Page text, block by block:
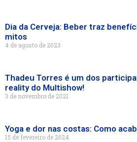
Dia da Cerveja: Beber traz
mitos
4 de agosto de 2023
Thadeu Torres é um dos
reality do Multishow!
3 de novembro de 2021
Yoga e dor nas costas: Como
15 de fevereiro de 2024